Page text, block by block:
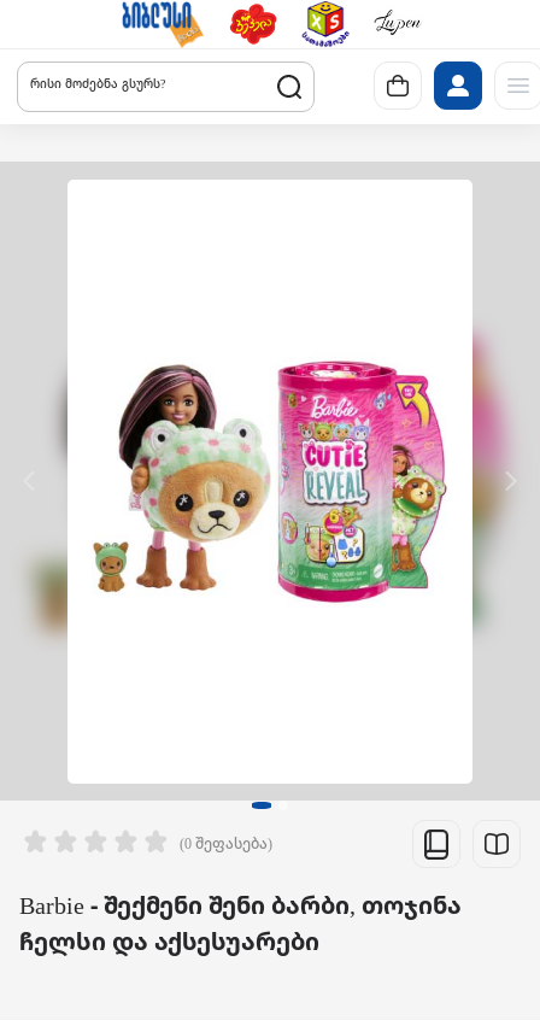
რისი მოძებნა გსურს?
(0 შეფასება)
Barbie - შექმენი შენი ბარბი, თოჯინა
ჩელსი და აქსესუარები